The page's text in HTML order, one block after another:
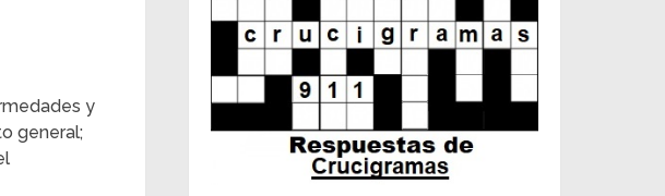
y
general;